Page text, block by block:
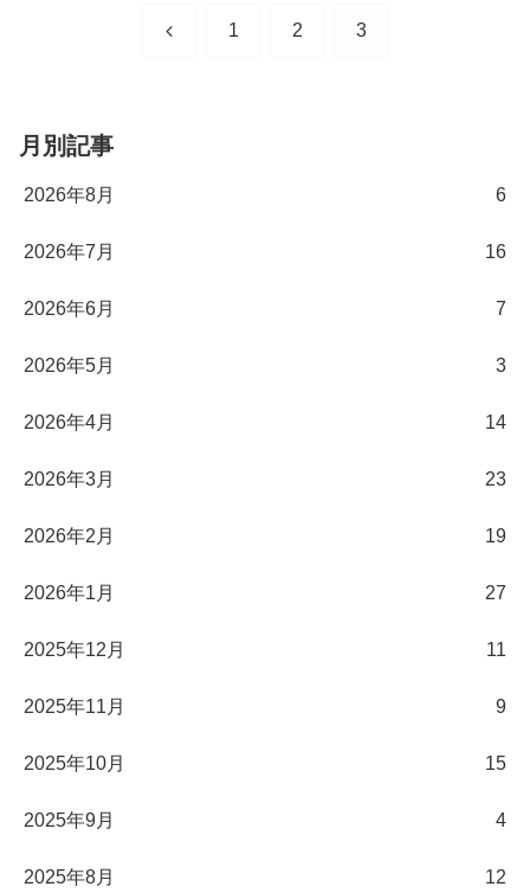
前 1 2 3
月別記事
2026年8月 6
2026年7月 16
2026年6月 7
2026年5月 3
2026年4月 14
2026年3月 23
2026年2月 19
2026年1月 27
2025年12月 11
2025年11月 9
2025年10月 15
2025年9月 4
2025年8月 12